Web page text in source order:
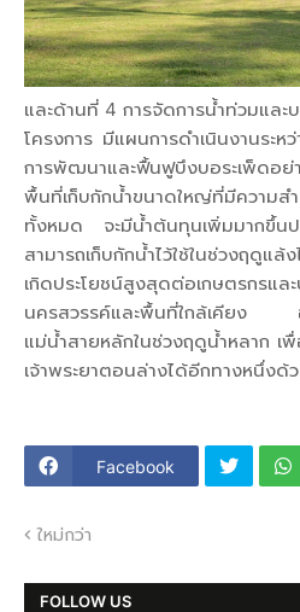
และด้านที่ 4 การจัดการน้ำท่วมแล
โครงการ มีแผนการดำเนินงานระ
การพัฒนาและฟื้นฟูบึงบอระเพ็ดอ
พื้นที่เก็บกักน้ำขนาดใหญ่ที่มีความส
ทั้งหมด จะมีน้ำต้นทุนเพิ่มมาก
สามารถเก็บกักน้ำไว้ใช้ในช่วงฤดูแ
เกิดประโยชน์สูงสุดต่อเกษตรกรแล
นครสวรรค์และพื้นที่ใกล้เคียง อี
แม่น้ำสายหลักในช่วงฤดูน้ำหลาก
เจ้าพระยาตอนล่างได้อีกทางหนึ่งด้
Facebook
ใหม่กว่า
FOLLOW US